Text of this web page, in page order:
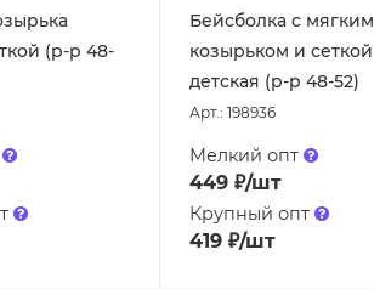
(р-р 48-
Бейсболка с мягким
козырьком и сеткой
детская (р-р 48-52)
Арт.: 198936
Мелкий опт
449 ₽/шт
Крупный опт
419 ₽/шт